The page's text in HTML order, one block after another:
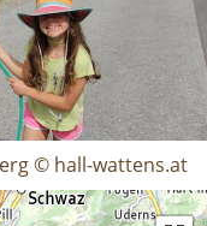
© hall-wattens.at